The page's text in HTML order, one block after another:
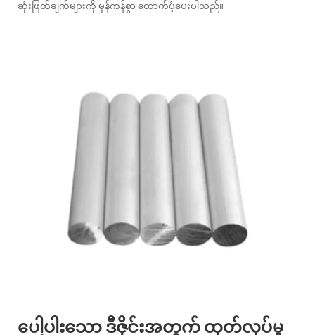
ဆုံးဖြတ်ချက်များကို မှန်ကန်စွာ ထောက်ပံ့ပေးပါသည်။
ပေါ့ပါးသော ဒီဇိုင်းအတွက် ထုတ်လုပ်မှု